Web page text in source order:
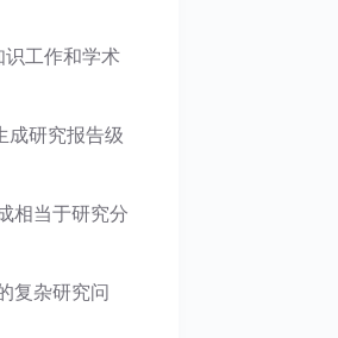
工作和学术
成研究报告级
相当于研究分
复杂研究问